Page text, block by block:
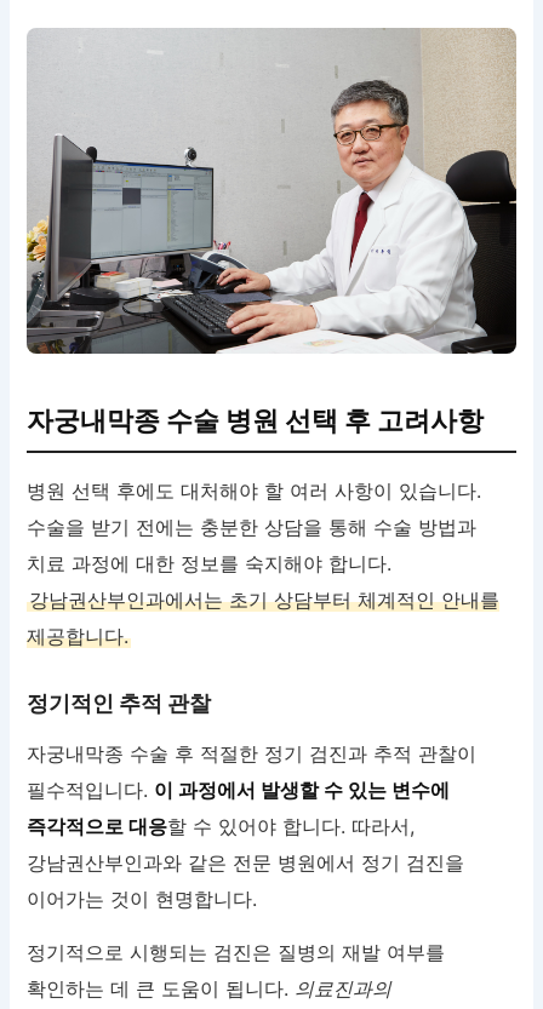
자궁내막종 수술 병원 선택 후 고려사항
병원 선택 후에도 대처해야 할 여러 사항이 있습니다.
수술을 받기 전에는 충분한 상담을 통해 수술 방법과
치료 과정에 대한 정보를 숙지해야 합니다.
강남권산부인과에서는 초기 상담부터 체계적인 안내를
제공합니다.
정기적인 추적 관찰
자궁내막종 수술 후 적절한 정기 검진과 추적 관찰이
필수적입니다. 이 과정에서 발생할 수 있는 변수에
즉각적으로 대응할 수 있어야 합니다. 따라서,
강남권산부인과와 같은 전문 병원에서 정기 검진을
이어가는 것이 현명합니다.
정기적으로 시행되는 검진은 질병의 재발 여부를
확인하는 데 큰 도움이 됩니다. 의료진과의